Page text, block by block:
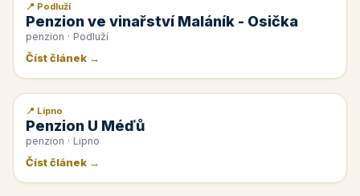
📰 PR článek
📍 Podluží
Penzion ve vinařství Maláník - Osička
penzion · Podluží
Číst článek →
📰 PR článek
📍 Lipno
Penzion U Méďů
penzion · Lipno
Číst článek →